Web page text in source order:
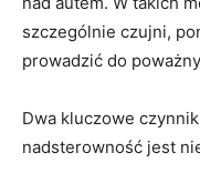
szczególnie⁤ czujni,
prowadzić​ do
Dwa kluczowe
nadsterowność jest